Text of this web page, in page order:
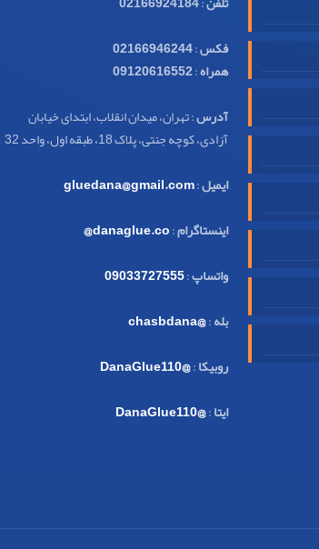
فکس:
02166946244
همراه:
09120616552
آدرس: تهران، میدان انقلاب، ابتدای خیابان
آزادی، کوچه جنتی، پلاک 18، طبقه اول، واحد 32
ایمیل:
gluedana@gmail.com
اینستاگرام:
danaglue.co@
واتساپ:
09033727555
بله:
@chasbdana
روبیکا:
@DanaGlue110
ایتا:
@DanaGlue110